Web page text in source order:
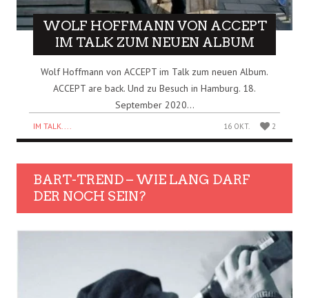
WOLF HOFFMANN VON ACCEPT
IM TALK ZUM NEUEN ALBUM
Wolf Hoffmann von ACCEPT im Talk zum neuen Album.
ACCEPT are back. Und zu Besuch in Hamburg. 18.
September 2020...
IM TALK.... 16 OKT. 2
BART-TREND – WIE LANG DARF
DER NOCH SEIN?